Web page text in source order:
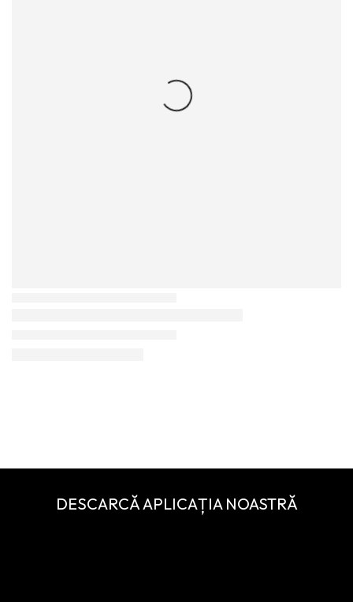
DESCARCĂ APLICAȚIA NOASTRĂ